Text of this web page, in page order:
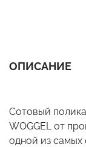
ОПИСАНИЕ
Сотовый
WOGGEL от
одной из самых